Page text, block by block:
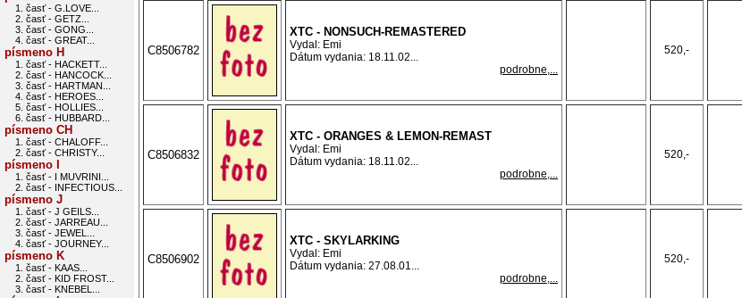
1. časť - G.LOVE...
2. časť - GETZ...
3. časť - GONG...
4. časť - GREAT...
písmeno H
1. časť - HACKETT...
2. časť - HANCOCK...
3. časť - HARTMAN...
4. časť - HEROES...
5. časť - HOLLIES...
6. časť - HUBBARD...
písmeno CH
1. časť - CHALOFF...
2. časť - CHRISTY...
písmeno I
1. časť - I MUVRINI...
2. časť - INFECTIOUS...
písmeno J
1. časť - J GEILS...
2. časť - JARREAU...
3. časť - JEWEL...
4. časť - JOURNEY...
písmeno K
1. časť - KAAS...
2. časť - KID FROST...
3. časť - KNEBEL...
C8506782
XTC - NONSUCH-REMASTERED
Vydal: Emi
Dátum vydania: 18.11.02...
podrobne,...
520,-
C8506832
XTC - ORANGES & LEMON-REMAST
Vydal: Emi
Dátum vydania: 18.11.02...
podrobne,...
520,-
C8506902
XTC - SKYLARKING
Vydal: Emi
Dátum vydania: 27.08.01...
podrobne,...
520,-